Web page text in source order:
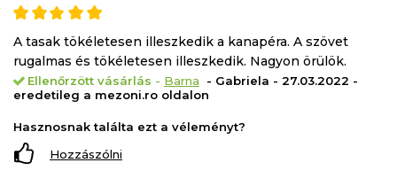
A tasak tökéletesen illeszkedik a kanapéra. A szövet
rugalmas és tökéletesen illeszkedik. Nagyon örülök.
Ellenőrzött vásárlás - Barna
- Gabriela - 27.03.2022 -
eredetileg a mezoni.ro oldalon
Hasznosnak találta ezt a véleményt?
Hozzászólni